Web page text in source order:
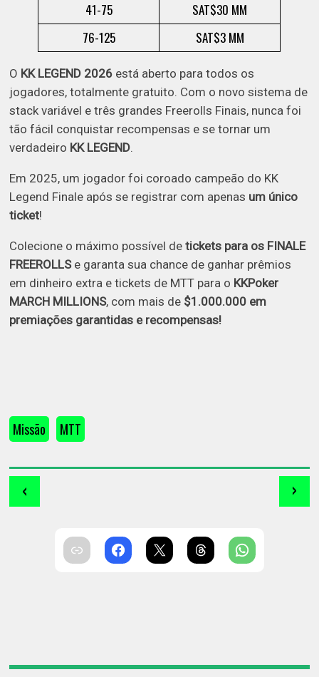
41-75
SAT$30 MM
76-125
SAT$3 MM
O KK LEGEND 2026 está aberto para todos os
jogadores, totalmente gratuito. Com o novo sistema de
stack variável e três grandes Freerolls Finais, nunca foi
tão fácil conquistar recompensas e se tornar um
verdadeiro KK LEGEND.
Em 2025, um jogador foi coroado campeão do KK
Legend Finale após se registrar com apenas um único
ticket!
Colecione o máximo possível detickets para os FINALE
FREEROLLSe garanta sua chance de ganhar prêmios
em dinheiro extra e tickets de MTT para o KKPoker
MARCH MILLIONS, com mais de $1.000.000 em
premiações garantidas e recompensas!
Missão MTT
‹ ›